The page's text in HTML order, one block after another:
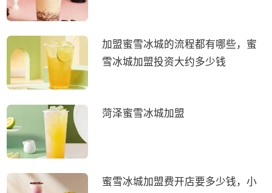
加盟蜜雪冰城的流程都有哪些，蜜
雪冰城加盟投资大约多少钱
菏泽蜜雪冰城加盟
蜜雪冰城加盟费开店要多少钱，小